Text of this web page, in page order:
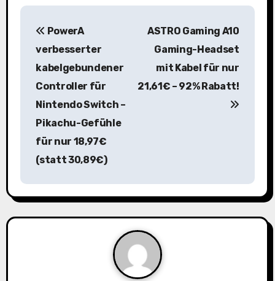
B
s
n
PowerA
verbesserter
kabelgebundener
Controller für
Nintendo Switch –
Pikachu-Gefühle
für nur 18,97€
(statt 30,89€)
ASTRO Gaming A10
Gaming-Headset
mit Kabel für nur
21,61€ – 92% Rabatt!